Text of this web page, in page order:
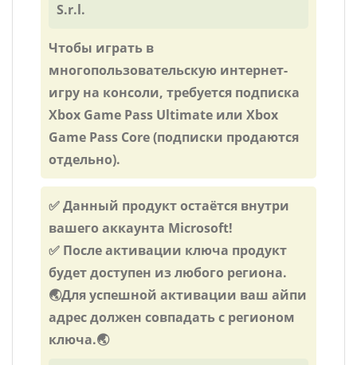
S.r.l.
Чтобы играть в
многопользовательскую интернет-
игру на консоли, требуется подписка
Xbox Game Pass Ultimate или Xbox
Game Pass Core (подписки продаются
отдельно).
✅ Данный продукт остаётся внутри
вашего аккаунта Microsoft!
✅ После активации ключа продукт
будет доступен из любого региона.
🌏Для успешной активации ваш айпи
адрес должен совпадать с регионом
ключа.🌏